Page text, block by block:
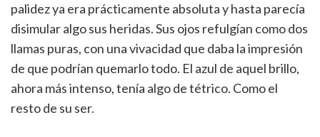
palidez ya era prácticamente absoluta y hasta parecía
disimular algo sus heridas. Sus ojos refulgían como dos
llamas puras, con una vivacidad que daba la impresión
de que podrían quemarlo todo. El azul de aquel brillo,
ahora más intenso, tenía algo de tétrico. Como el
resto de su ser.